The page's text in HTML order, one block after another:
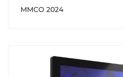
ММСО 2024